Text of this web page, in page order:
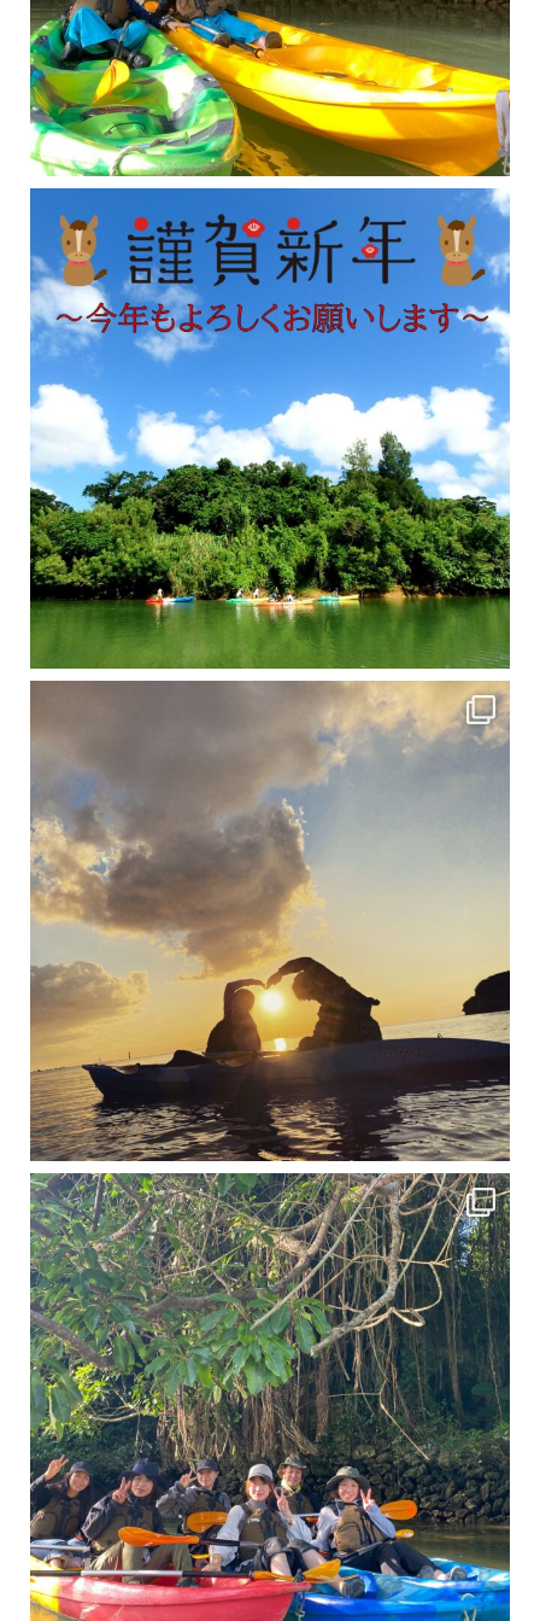
修学旅行シーズンも終わり、一気に冷え込んできました。 2025年今年もあっという間に終
12月に入り、沖縄も流石に半袖では過ごせなくなってきました
ですが、日中はまだ20℃